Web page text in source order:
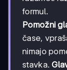
formul.
Pomožni
čase,
nimajo
stavka.